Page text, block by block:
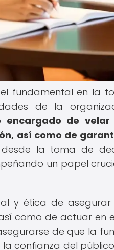
fundamental en la
de la
encargado de
así como de
la toma de
un papel
y ética de
como de actuar en
de que la
confianza del